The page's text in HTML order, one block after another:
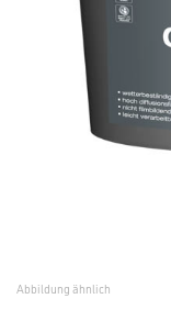
Abbildung ähnlich